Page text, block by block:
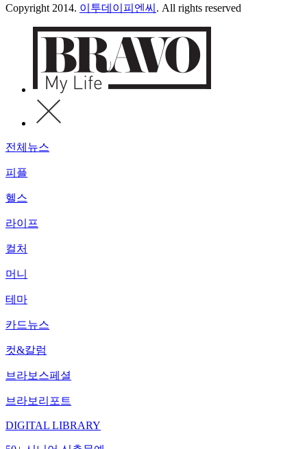
Copyright 2014. 이투데이피엔씨 . All rights reserved
전체뉴스
피플
헬스
라이프
컬처
머니
테마
카드뉴스
컷&칼럼
브라보스페셜
브라보리포트
DIGITAL LIBRARY